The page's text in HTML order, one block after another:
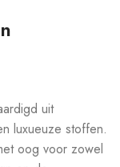
uit
luxueuze stoffen.
oog voor zowel